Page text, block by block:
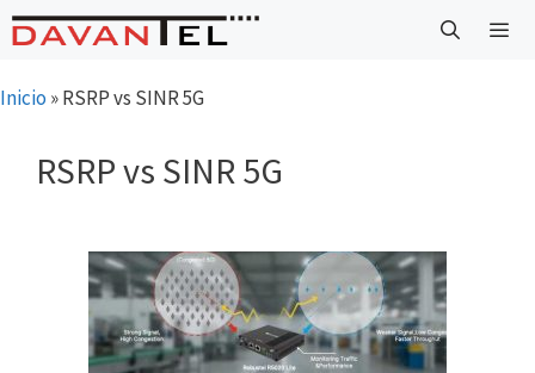
Saltar
para
conteúdo
Inicio »RSRP vs SINR 5G
RSRP vs SINR 5G